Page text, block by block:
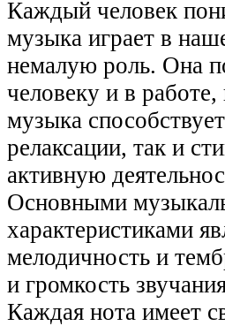
Каждый человек
музыка играет в
немалую роль. Она
человеку и в
музыка
релаксации, так и
активную
Основными
характеристиками
мелодичность и
и громкость
Каждая нота имеет